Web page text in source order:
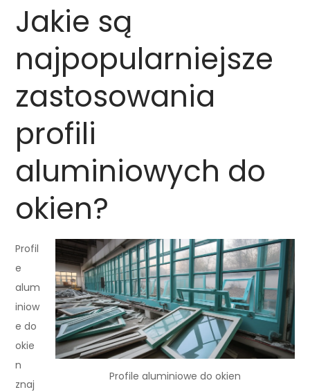
Jakie są
najpopularniejsze
zastosowania
profili
aluminiowych do
okien?
Profile aluminiowe do okien
Profil
e
alum
iniow
e do
okie
n
znaj